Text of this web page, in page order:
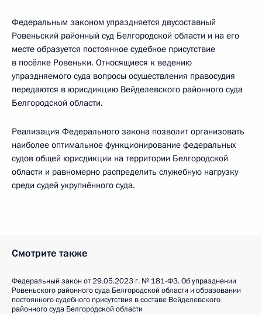
Федеральным законом упраздняется двусоставный
Ровеньский районный суд Белгородской области и на его
месте образуется постоянное судебное присутствие
в посёлке Ровеньки. Относящиеся к ведению
упраздняемого суда вопросы осуществления правосудия
передаются в юрисдикцию Вейделевского районного суда
Белгородской области.
Реализация Федерального закона позволит организовать
наиболее оптимальное функционирование федеральных
судов общей юрисдикции на территории Белгородской
области и равномерно распределить служебную нагрузку
среди судей укрупнённого суда.
Смотрите также
Федеральный закон от 29.05.2023 г. № 181-ФЗ. Об упразднении
Ровеньского районного суда Белгородской области и образовании
постоянного судебного присутствия в составе Вейделевского
районного суда Белгородской области